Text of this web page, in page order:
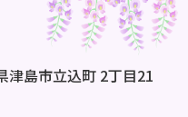
島市立込町 2丁目21